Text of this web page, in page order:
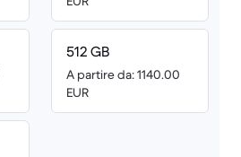
512 GB
A partire da: 1140.00
EUR